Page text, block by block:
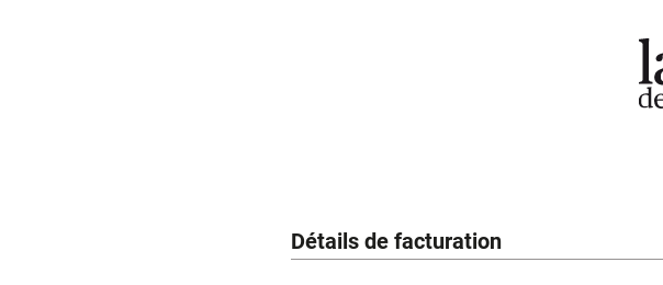
Détails de facturation